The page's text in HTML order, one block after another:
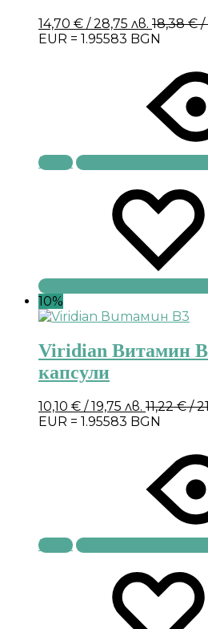
14,70 € / 28,75 лв. 18,38€/
EUR = 1.95583 BGN
Купи
10%
Viridian Витамин
капсули
10,10 € / 19,75 лв. 11,22€/
EUR = 1.95583 BGN
Купи